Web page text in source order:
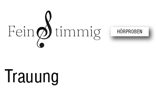
HÖRPROBEN
Trauung